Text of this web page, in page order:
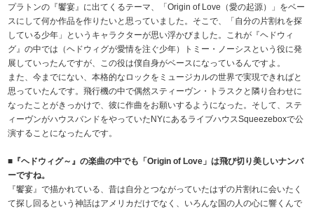
プラトンの『饗宴』に出てくるテーマ、「Origin of Love（愛の起源）」をベー
スにして何か作品を作りたいと思っていました。そこで、「自分の片割れを探
している少年」というキャラクターが思い浮かびました。これが『ヘドウィ
グ』の中では（ヘドウィグが愛情を注ぐ少年）トミー・ノーシスという役に発
展していったんですが、この役は僕自身がベースになっているんですよ。
また、今までにない、本格的なロックをミュージカルの世界で実現できればと
思っていたんです。飛行機の中で偶然スティーヴン・トラスクと隣り合わせに
なったことがきっかけで、彼に作曲をお願いするようになった。そして、ステ
ィーヴンがハウスバンドをやっていたNYにあるライブハウスSqueezeboxで公
演することになったんです。
■『ヘドウィグ～』の楽曲の中でも「Origin of Love」は飛び切り美しいナンバ
ーですね。
『饗宴』で描かれている、昔は自分とつながっていたはずの片割れに会いたく
て探し回るという神話はアメリカだけでなく、いろんな国の人の心に響くんで